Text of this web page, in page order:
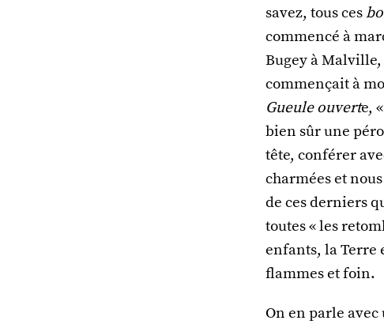
savez, tous ces
commencé à
Bugey à Malville,
commençait à
Gueule ouverte,
bien sûr une
tête, conférer
charmées et
de ces derniers
toutes « les
enfants, la Terre
flammes et foin.
On en parle